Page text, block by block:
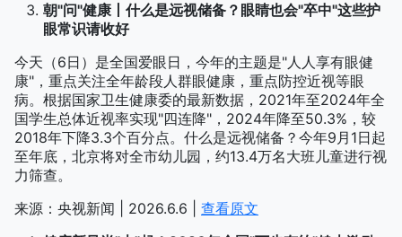
朝"问"健康丨什么是远视储备？眼睛也会"卒中"这些护
眼常识请收好
今天（6日）是全国爱眼日，今年的主题是"人人享有眼健
康"，重点关注全年龄段人群眼健康，重点防控近视等眼
病。根据国家卫生健康委的最新数据，2021年至2024年全
国学生总体近视率实现"四连降"，2024年降至50.3%，较
2018年下降3.3个百分点。什么是远视储备？今年9月1日起
至年底，北京将对全市幼儿园，约13.4万名大班儿童进行视
力筛查。
来源：央视新闻 | 2026.6.6 | 查看原文